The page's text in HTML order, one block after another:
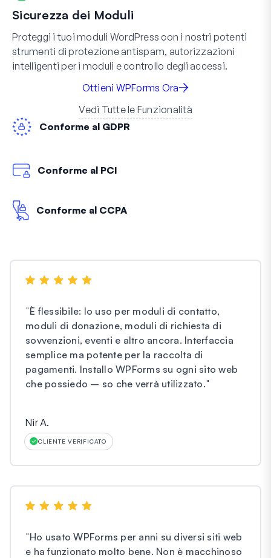
Sicurezza dei Moduli
Proteggi i tuoi moduli WordPress con i nostri potenti
strumenti di protezione antispam, autorizzazioni
intelligenti per i moduli e controllo degli accessi.
Ottieni WPForms Ora
Vedi Tutte le Funzionalità
Conforme al GDPR
Conforme al PCI
Conforme al CCPA
"È flessibile: lo uso per moduli di contatto,
moduli di donazione, moduli di richiesta di
sovvenzioni, eventi e altro ancora. Interfaccia
semplice ma potente per la raccolta di
pagamenti. Installo WPForms su ogni sito web
che possiedo – so che verrà utilizzato."
Nir A.
CLIENTE VERIFICATO
"Ho usato WPForms per anni su diversi siti web
e ha funzionato molto bene. Non è macchinoso